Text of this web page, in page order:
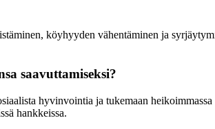
köyhyyden vähentäminen ja
saavuttamiseksi?
hyvinvointia ja tukemaan
hankkeissa.